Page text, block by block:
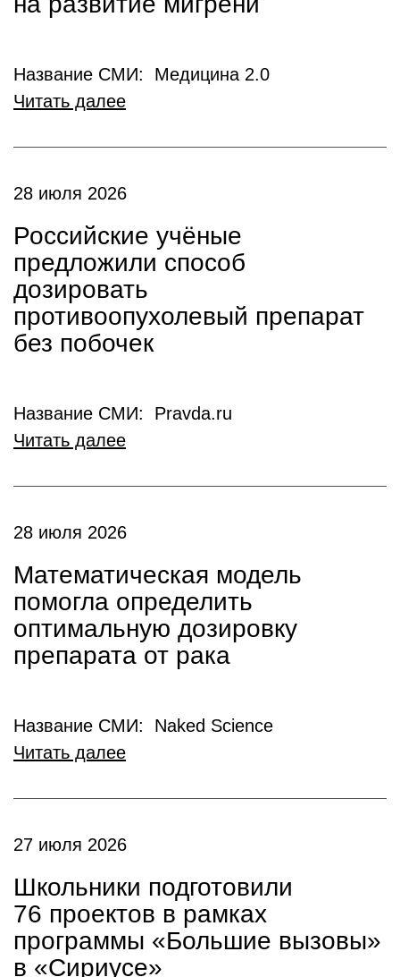
Название СМИ: Медицина 2.0
Читать далее
28 июля 2026
Российские учёные
предложили способ
дозировать
противоопухолевый препарат
без побочек
Название СМИ: Pravda.ru
Читать далее
28 июля 2026
Математическая модель
помогла определить
оптимальную дозировку
препарата от рака
Название СМИ: Naked Science
Читать далее
27 июля 2026
Школьники подготовили
76 проектов в рамках
программы «Большие вызовы»
в «Сириусе»